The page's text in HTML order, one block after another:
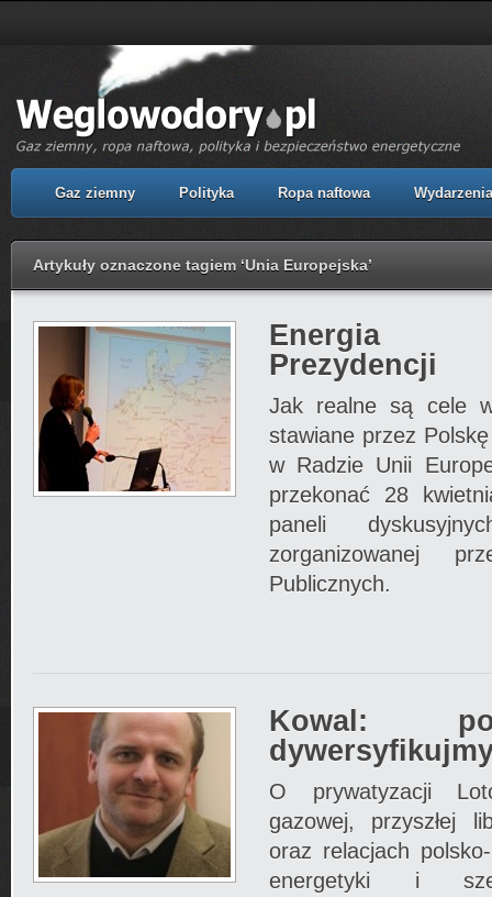
Gaz ziemny Polityka Ropa naftowa Wydarzenia
Artykuły oznaczone tagiem ‘Unia Europejska’
Energia
Prezydencji
Jak realne są cele
stawiane przez
w Radzie Unii
przekonać 28
paneli
zorganizowanej
Publicznych.
Kowal:
O prywatyzacji
gazowej, przyszłej
oraz relacjach
energetyki i